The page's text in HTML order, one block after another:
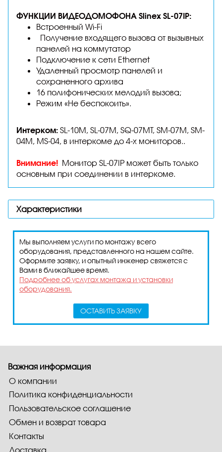
ФУНКЦИИ ВИДЕОДОМОФОНА Slinex SL-07IP:
Встроенный Wi-Fi
Получение входящего вызова от вызывных
панелей на коммутатор
Подключение к сети Ethernet
Удаленный просмотр панелей и
сохраненного архива
16 полифонических мелодий вызова;
Режим «Не беспокоить».
Интерком: SL-10M, SL-07M, SQ-07MT, SM-07M, SM-
04M, MS-04, в интеркоме до 4-х мониторов..
Внимание! Монитор SL-07IP может быть только
основным при соединении в интеркоме.
Характеристики
ОСТАВИТЬ ЗАЯВКУ
Мы выполняем услуги по монтажу всего
оборудования, представленного на нашем сайте.
Оформите заявку, и опытный инженер свяжется с
Вами в ближайшее время.
Подробнее об услугах монтажа и установки
оборудования.
Важная информация
О компании
Политика конфиденциальности
Пользовательское соглашение
Обмен и возврат товара
Контакты
Доставка